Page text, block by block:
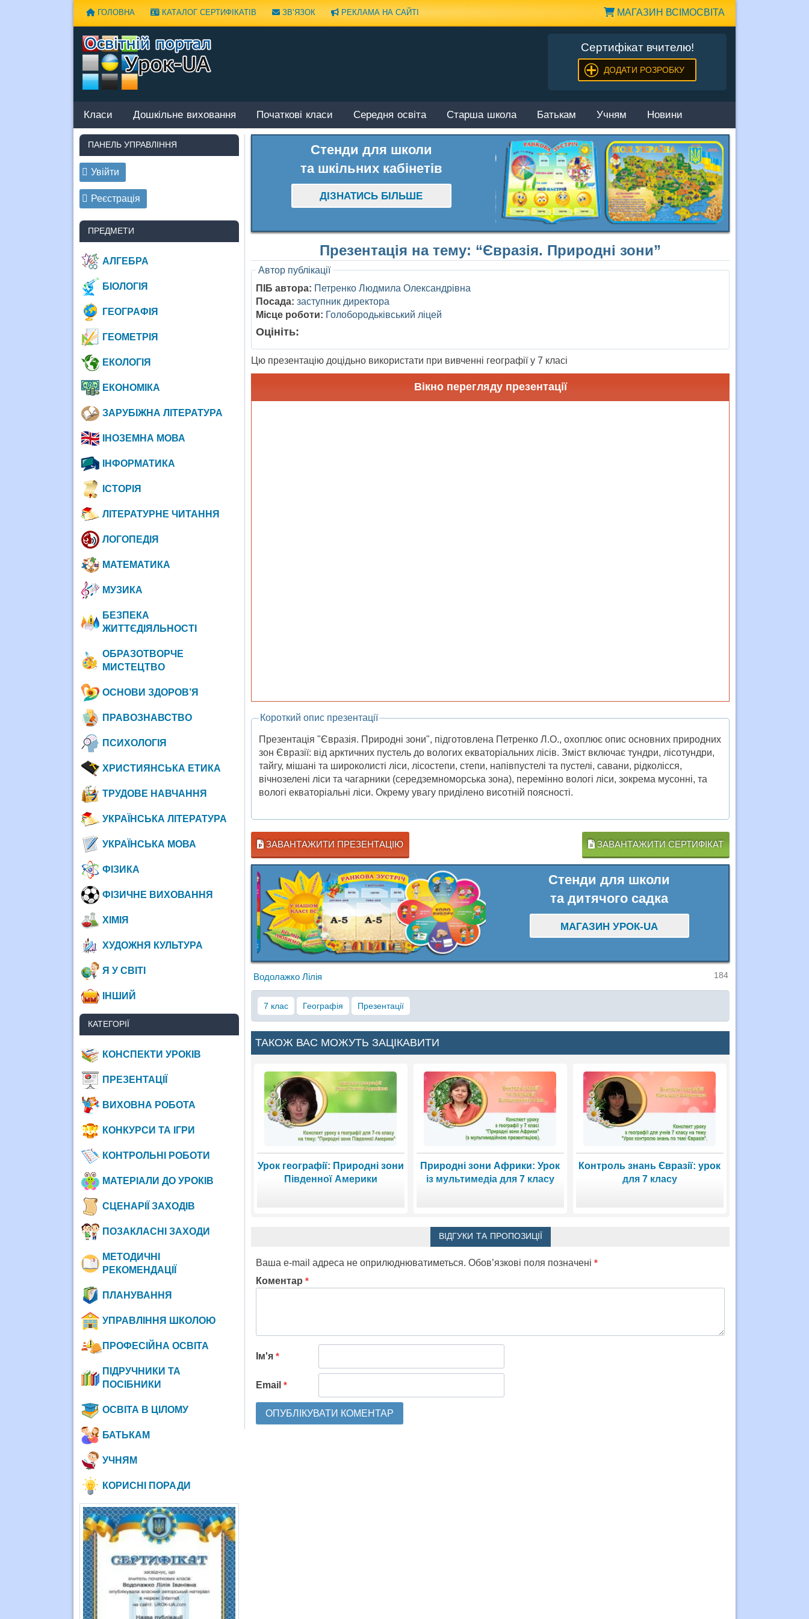
МАГАЗИН ВСІМОСВІТА
ГОЛОВНА КАТАЛОГ СЕРТИФІКАТІВ ЗВ’ЯЗОК РЕКЛАМА НА САЙТІ
Сертифікат вчителю!
ДОДАТИ РОЗРОБКУ
Класи Дошкільне виховання Початкові класи Середня освіта Старша школа Батькам Учням Новини
Стенди для школи
та шкільних кабінетів
ДІЗНАТИСЬ БІЛЬШЕ
Презентація на тему: “Євразія. Природні зони”
Автор публікації
ПІБ автора: Петренко Людмила Олександрівна
Посада: заступник директора
Місце роботи: Голобородьківський ліцей
Оцініть:
Цю презентацію доцідьно використати при вивченні географії у 7 класі
Вікно перегляду презентації
Короткий опис презентації
Презентація "Євразія. Природні зони", підготовлена Петренко Л.О., охоплює опис основних природних
зон Євразії: від арктичних пустель до вологих екваторіальних лісів. Зміст включає тундри, лісотундри,
тайгу, мішані та широколисті ліси, лісостепи, степи, напівпустелі та пустелі, савани, рідколісся,
вічнозелені ліси та чагарники (середземноморська зона), перемінно вологі ліси, зокрема мусонні, та
вологі екваторіальні ліси. Окрему увагу приділено висотній поясності.
ЗАВАНТАЖИТИ ПРЕЗЕНТАЦІЮ ЗАВАНТАЖИТИ СЕРТИФІКАТ
Стенди для школи
та дитячого садка
МАГАЗИН УРОК-UA
Водолажко Лілія 184
7 клас Географія Презентації
ТАКОЖ ВАС МОЖУТЬ ЗАЦІКАВИТИ
Урок географії: Природні зони
Південної Америки
Природні зони Африки: Урок
із мультимедіа для 7 класу
Контроль знань Євразії: урок
для 7 класу
ВІДГУКИ ТА ПРОПОЗИЦІЇ
Ваша e-mail адреса не оприлюднюватиметься. Обов’язкові поля позначені *
Коментар *
Ім'я *
Email *
ПАНЕЛЬ УПРАВЛІННЯ
Увійти
Реєстрація
ПРЕДМЕТИ
АЛГЕБРА
БІОЛОГІЯ
ГЕОГРАФІЯ
ГЕОМЕТРІЯ
ЕКОЛОГІЯ
ЕКОНОМІКА
ЗАРУБІЖНА ЛІТЕРАТУРА
ІНОЗЕМНА МОВА
ІНФОРМАТИКА
ІСТОРІЯ
ЛІТЕРАТУРНЕ ЧИТАННЯ
ЛОГОПЕДІЯ
МАТЕМАТИКА
МУЗИКА
БЕЗПЕКА
ЖИТТЄДІЯЛЬНОСТІ
ОБРАЗОТВОРЧЕ
МИСТЕЦТВО
ОСНОВИ ЗДОРОВ’Я
ПРАВОЗНАВСТВО
ПСИХОЛОГІЯ
ХРИСТИЯНСЬКА ЕТИКА
ТРУДОВЕ НАВЧАННЯ
УКРАЇНСЬКА ЛІТЕРАТУРА
УКРАЇНСЬКА МОВА
ФІЗИКА
ФІЗИЧНЕ ВИХОВАННЯ
ХІМІЯ
ХУДОЖНЯ КУЛЬТУРА
Я У СВІТІ
ІНШИЙ
КАТЕГОРІЇ
КОНСПЕКТИ УРОКІВ
ПРЕЗЕНТАЦІЇ
ВИХОВНА РОБОТА
КОНКУРСИ ТА ІГРИ
КОНТРОЛЬНІ РОБОТИ
МАТЕРІАЛИ ДО УРОКІВ
СЦЕНАРІЇ ЗАХОДІВ
ПОЗАКЛАСНІ ЗАХОДИ
МЕТОДИЧНІ
РЕКОМЕНДАЦІЇ
ПЛАНУВАННЯ
УПРАВЛІННЯ ШКОЛОЮ
ПРОФЕСІЙНА ОСВІТА
ПІДРУЧНИКИ ТА
ПОСІБНИКИ
ОСВІТА В ЦІЛОМУ
БАТЬКАМ
УЧНЯМ
КОРИСНІ ПОРАДИ